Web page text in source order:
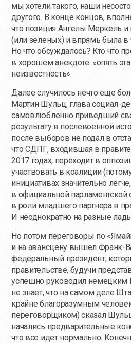
мы хотели такого, наши
другого. В конце концов,
что позиция Ангелы Меркель
(или зеленых) и впрямь была в
Но что обсуждалось? Кто что
в хорошем анекдоте: «опять
неизвестность».
Далее случилось нечто еще
Мартин Шульц, глава социал-
самовлюбленно приведший
результату в послевоенной
после выборов не подал в
что СДПГ, входившая в
2017 годах, переходит в
участвовать в коалиции
инициативах значительно
в официальной
в роли младшего партнера в
И неоднократно на разные
Но потом переговоры по
и на авансцену вышел Франк-
федеральный президент,
правительстве, будучи
успешно руководил
не знает, что на самом деле
крайне благоразумным
переговорщиком) сказал
начались предварительные
что все идет нормально.